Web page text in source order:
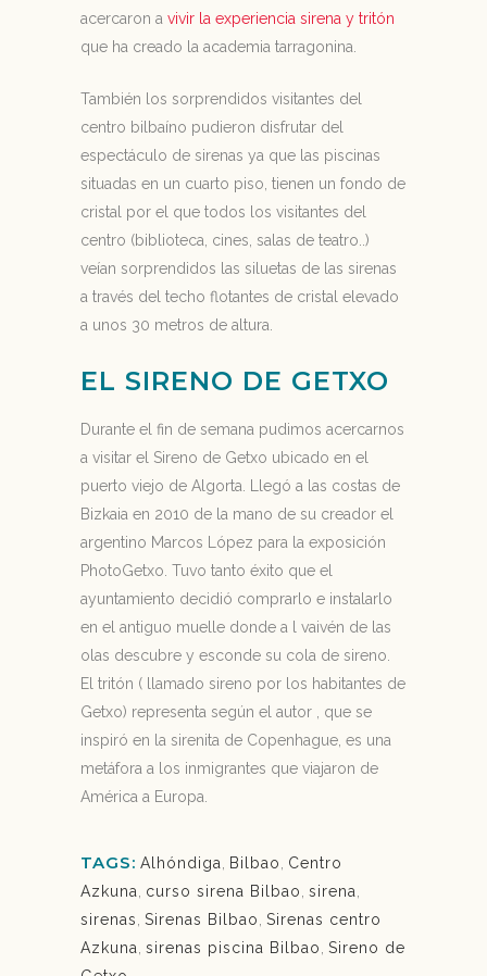
acercaron a vivir la experiencia sirena y tritón
que ha creado la academia tarragonina.
También los sorprendidos visitantes del
centro bilbaíno pudieron disfrutar del
espectáculo de sirenas ya que las piscinas
situadas en un cuarto piso, tienen un fondo de
cristal por el que todos los visitantes del
centro (biblioteca, cines, salas de teatro..)
veían sorprendidos las siluetas de las sirenas
a través del techo flotantes de cristal elevado
a unos 30 metros de altura.
EL SIRENO DE GETXO
Durante el fin de semana pudimos acercarnos
a visitar el Sireno de Getxo ubicado en el
puerto viejo de Algorta. Llegó a las costas de
Bizkaia en 2010 de la mano de su creador el
argentino Marcos López para la exposición
PhotoGetxo. Tuvo tanto éxito que el
ayuntamiento decidió comprarlo e instalarlo
en el antiguo muelle donde a l vaivén de las
olas descubre y esconde su cola de sireno.
El tritón ( llamado sireno por los habitantes de
Getxo) representa según el autor , que se
inspiró en la sirenita de Copenhague, es una
metáfora a los inmigrantes que viajaron de
América a Europa.
TAGS: Alhóndiga Bilbao
Centro
Azkuna
curso sirena Bilbao sirena
sirenas Sirenas Bilbao Sirenas centro
Azkuna sirenas piscina Bilbao Sireno de